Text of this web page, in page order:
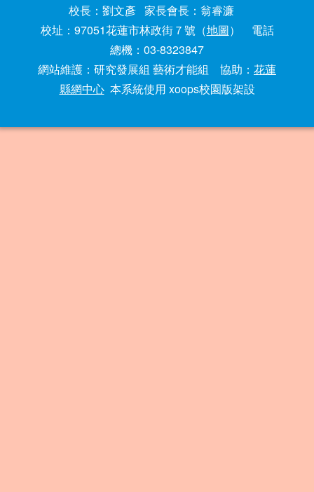
校長：劉文彥 家長會長：翁睿濂
校址：97051花蓮市林政街７號（地圖） 電話
總機：03-8323847
網站維護：研究發展組 藝術才能組 協助： 花蓮
縣網中心本系統使用 xoops校園版架設